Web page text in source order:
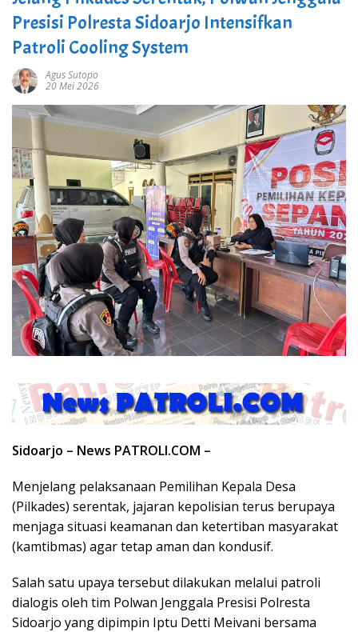
Presisi Polresta Sidoarjo Intensifkan
Patroli Cooling System
Agus Sutopo
20 Mei 2026
Sidoarjo – News PATROLI.COM –
Menjelang pelaksanaan Pemilihan Kepala Desa
(Pilkades) serentak, jajaran kepolisian terus berupaya
menjaga situasi keamanan dan ketertiban masyarakat
(kamtibmas) agar tetap aman dan kondusif.
Salah satu upaya tersebut dilakukan melalui patroli
dialogis oleh tim Polwan Jenggala Presisi Polresta
Sidoarjo yang dipimpin Iptu Detti Meivani bersama